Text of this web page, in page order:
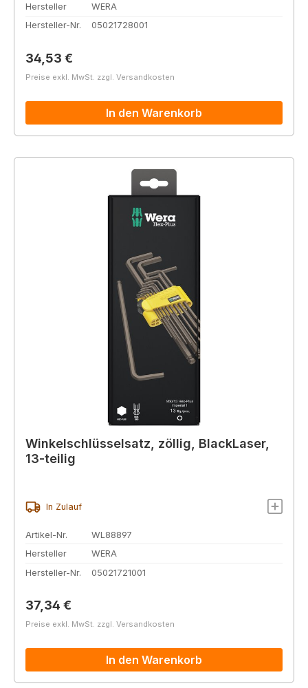
Hersteller
WERA
Hersteller-Nr.
05021728001
Regulärer Preis:
34,53 €
Preise exkl. MwSt. zzgl. Versandkosten
In den Warenkorb
Winkelschlüsselsatz, zöllig, BlackLaser,
13-teilig
In Zulauf
Artikel-Nr.
WL88897
Hersteller
WERA
Hersteller-Nr.
05021721001
Regulärer Preis:
37,34 €
Preise exkl. MwSt. zzgl. Versandkosten
In den Warenkorb